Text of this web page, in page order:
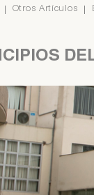
Otros Artículos
Se